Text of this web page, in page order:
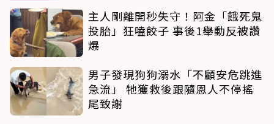
主人剛離開秒失守！阿金「餓死鬼
投胎」狂嗑餃子 事後1舉動反被讚
爆
男子發現狗狗溺水「不顧安危跳進
急流」 牠獲救後跟隨恩人不停搖
尾致謝